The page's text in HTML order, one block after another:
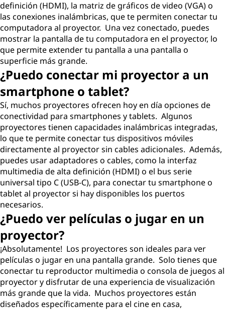
definición (HDMI), la matriz de gráficos de video (VGA) o
las conexiones inalámbricas, que te permiten conectar tu
computadora al proyector. Una vez conectado, puedes
mostrar la pantalla de tu computadora en el proyector, lo
que permite extender tu pantalla a una pantalla o
superficie más grande.
¿Puedo conectar mi proyector a un
smartphone o tablet?
Sí, muchos proyectores ofrecen hoy en día opciones de
conectividad para smartphones y tablets. Algunos
proyectores tienen capacidades inalámbricas integradas,
lo que te permite conectar tus dispositivos móviles
directamente al proyector sin cables adicionales. Además,
puedes usar adaptadores o cables, como la interfaz
multimedia de alta definición (HDMI) o el bus serie
universal tipo C (USB-C), para conectar tu smartphone o
tablet al proyector si hay disponibles los puertos
necesarios.
¿Puedo ver películas o jugar en un
proyector?
¡Absolutamente! Los proyectores son ideales para ver
películas o jugar en una pantalla grande. Solo tienes que
conectar tu reproductor multimedia o consola de juegos al
proyector y disfrutar de una experiencia de visualización
más grande que la vida. Muchos proyectores están
diseñados específicamente para el cine en casa,